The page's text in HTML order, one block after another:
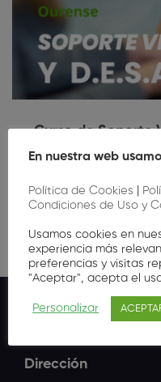
Curso de Soporte
Dirección
En nuestra web
Política de Cookies
Condiciones de Uso y
Usamos cookies en
experiencia más
preferencias y visitas
"Aceptar", acepta el
Personalizar